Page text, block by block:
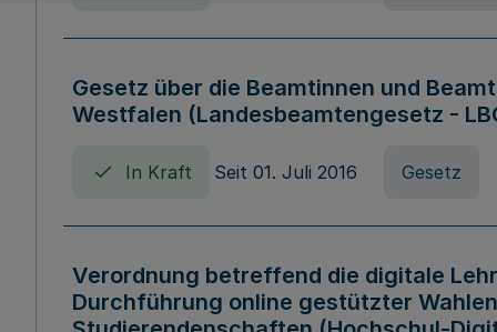
Gesetz über die Beamtinnen und
Westfalen (Landesbeamtengesetz -
In Kraft Seit 01. Juli 2016 Gesetz
Verordnung betreffend die digitale
Durchführung online gestützter